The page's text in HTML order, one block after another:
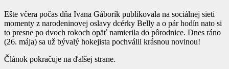
Ešte včera počas dňa Ivana Gáborík publikovala na sociálnej sieti
momenty z narodeninovej oslavy dcérky Belly a o pár hodín nato si
to presne po dvoch rokoch opäť namierila do pôrodnice. Dnes ráno
(26. mája) sa už bývalý hokejista pochválil krásnou novinou!
Článok pokračuje na ďalšej strane.